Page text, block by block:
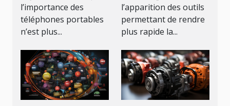
retrouver.
l’importance des
téléphones portables
n’est plus...
l’apparition des outils
permettant de rendre
plus rapide la...